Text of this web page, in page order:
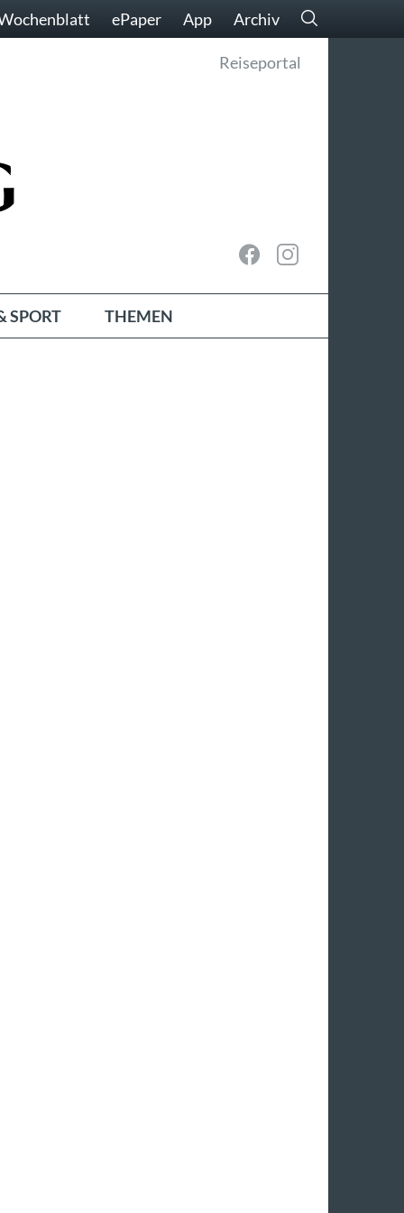
ePaper App Archiv
Reiseportal
SPORT THEMEN